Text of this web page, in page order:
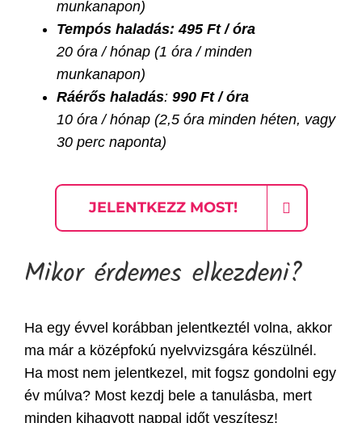
munkanapon)
Tempós haladás: 495 Ft / óra
20 óra / hónap (1 óra / minden
munkanapon)
Ráérős haladás: 990 Ft / óra
10 óra / hónap (2,5 óra minden héten, vagy
30 perc naponta)
JELENTKEZZ MOST!
Mikor érdemes elkezdeni?
Ha egy évvel korábban jelentkeztél volna, akkor
ma már a középfokú nyelvvizsgára készülnél.
Ha most nem jelentkezel, mit fogsz gondolni egy
év múlva? Most kezdj bele a tanulásba, mert
minden kihagyott nappal időt veszítesz!